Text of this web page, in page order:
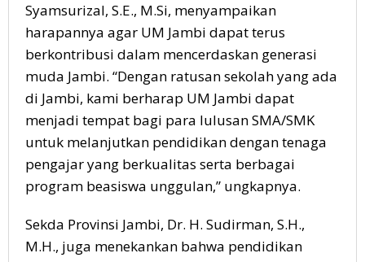
Syamsurizal, S.E., M.Si, menyampaikan
harapannya agar UM Jambi dapat terus
berkontribusi dalam mencerdaskan generasi
muda Jambi. “Dengan ratusan sekolah yang ada
di Jambi, kami berharap UM Jambi dapat
menjadi tempat bagi para lulusan SMA/SMK
untuk melanjutkan pendidikan dengan tenaga
pengajar yang berkualitas serta berbagai
program beasiswa unggulan,” ungkapnya.
Sekda Provinsi Jambi, Dr. H. Sudirman, S.H.,
M.H., juga menekankan bahwa pendidikan